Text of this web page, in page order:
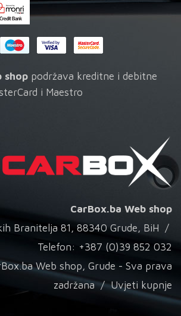
shop podržava kreditne i debitne
i Maestro
CarBox.ba Web shop
Branitelja 81, 88340 Grude, BiH /
Telefon: +387 (0)39 852 032
Web shop, Grude - Sva prava
zadržana /Uvjeti kupnje